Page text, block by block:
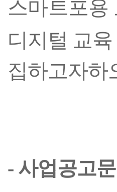
스마트포용
디지털 교
집하고자하
- 사업공고